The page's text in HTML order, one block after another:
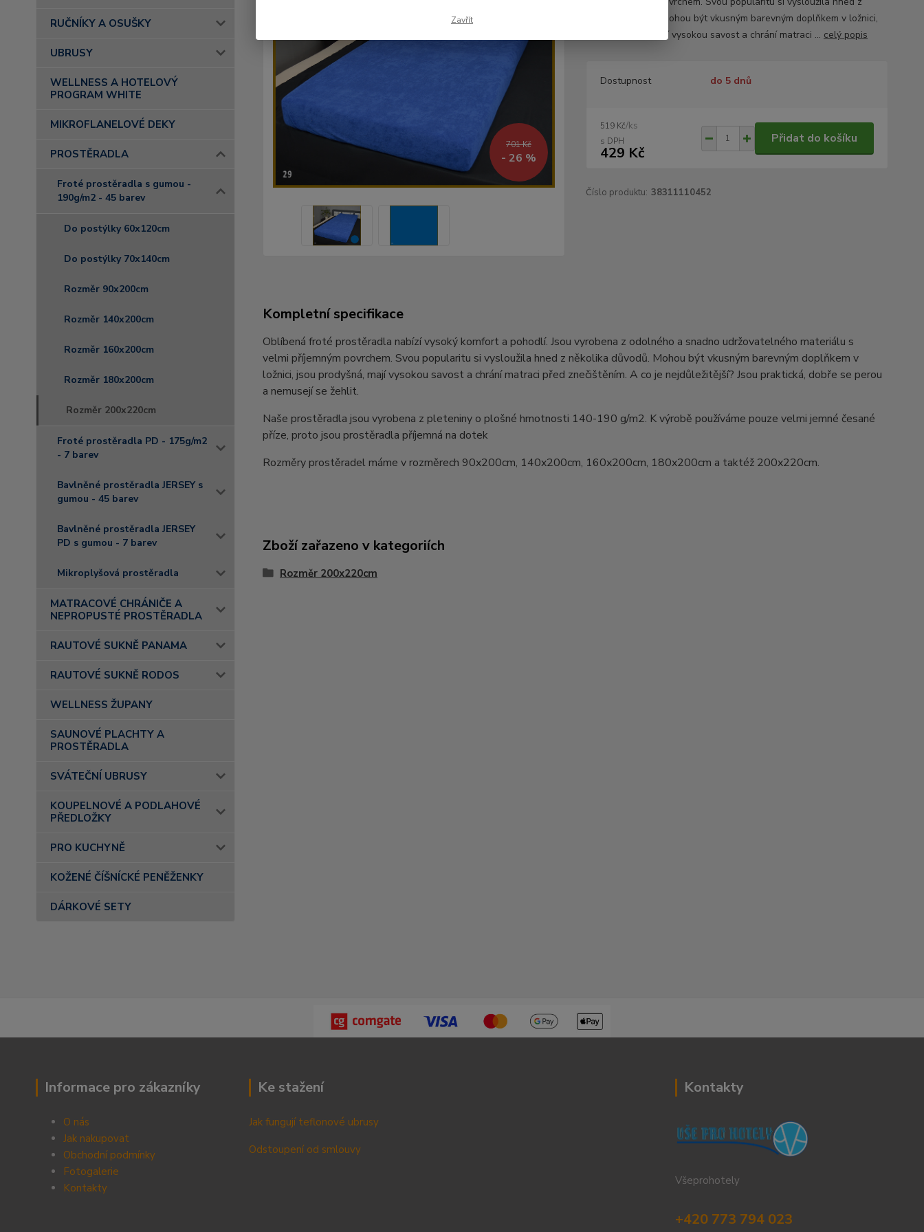
RUČNÍKY A OSUŠKY
UBRUSY
WELLNESS A HOTELOVÝ
PROGRAM WHITE
MIKROFLANELOVÉ DEKY
PROSTĚRADLA
Froté prostěradla s gumou -
190g/m2 - 45 barev
Do postýlky 60x120cm
Do postýlky 70x140cm
Rozměr 90x200cm
Rozměr 140x200cm
Rozměr 160x200cm
Rozměr 180x200cm
Rozměr 200x220cm
Froté prostěradla PD - 175g/m2
- 7 barev
Bavlněné prostěradla JERSEY s
gumou - 45 barev
Bavlněné prostěradla JERSEY
PD s gumou - 7 barev
Mikroplyšová prostěradla
MATRACOVÉ CHRÁNIČE A
NEPROPUSTÉ PROSTĚRADLA
RAUTOVÉ SUKNĚ PANAMA
RAUTOVÉ SUKNĚ RODOS
WELLNESS ŽUPANY
SAUNOVÉ PLACHTY A
PROSTĚRADLA
SVÁTEČNÍ UBRUSY
KOUPELNOVÉ A PODLAHOVÉ
PŘEDLOŽKY
PRO KUCHYNĚ
KOŽENÉ ČÍŠNÍCKÉ PENĚŽENKY
DÁRKOVÉ SETY
701 Kč
- 26 %
několika důvodů. Mohou být vkusným barevným doplňkem v ložnici,
jsou prodyšná, mají vysokou savost a chrání matraci ... celý popis
Dostupnost do 5 dnů
519 Kč/ks
429 Kč
Přidat do košíku
Číslo produktu: 38311110452
Kompletní specifikace
Oblíbená froté prostěradla nabízí vysoký komfort a pohodlí. Jsou vyrobena z odolného a snadno udržovatelného materiálu s
velmi příjemným povrchem. Svou popularitu si vysloužila hned z několika důvodů. Mohou být vkusným barevným doplňkem v
ložnici, jsou prodyšná, mají vysokou savost a chrání matraci před znečištěním. A co je nejdůležitější? Jsou praktická, dobře se perou
a nemusejí se žehlit.
Naše prostěradla jsou vyrobena z pleteniny o plošné hmotnosti 140-190 g/m2. K výrobě používáme pouze velmi jemné česané
příze, proto jsou prostěradla příjemná na dotek
Rozměry prostěradel máme v rozměrech 90x200cm, 140x200cm, 160x200cm, 180x200cm a taktéž 200x220cm.
Zboží zařazeno v kategoriích
Rozměr 200x220cm
Informace pro zákazníky
O nás
Jak nakupovat
Obchodní podmínky
Fotogalerie
Kontakty
Ke stažení
Jak fungují teflonové ubrusy
Odstoupení od smlouvy
Kontakty
Všeprohotely
+420 773 794 023
Zavřít